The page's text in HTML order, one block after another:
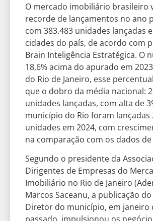
O mercado imobiliário brasileiro
recorde de lançamentos no ano
com 383.483 unidades lançadas
cidades do país, de acordo com
Brain Inteligência Estratégica. O
18,6% acima do apurado em
do Rio de Janeiro, esse
que o dobro da média nacional:
unidades lançadas, com alta de
município do Rio foram lançadas
unidades em 2024, com
na comparação com os dados de
Segundo o presidente da
Dirigentes de Empresas do
Imobiliário no Rio de Janeiro
Marcos Saceanu, a publicação
Diretor do município, em janeiro